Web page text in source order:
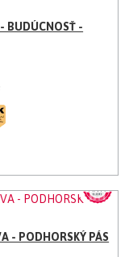
BUDÚCNOSŤ -
- PODHORSKÝ PÁS